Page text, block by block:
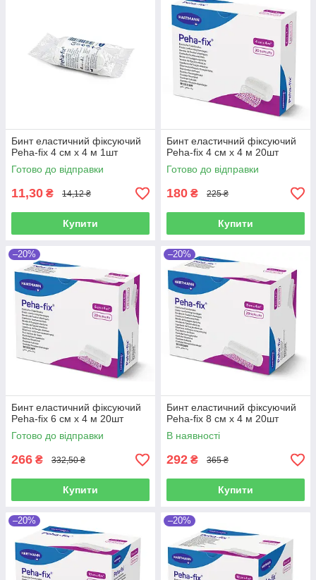
Бинт еластичний фіксуючий
Peha-fix 4 см х 4 м 1шт
Готово до відправки
11,30 ₴ 14,12 ₴
Купити
Бинт еластичний фіксуючий
Peha-fix 4 см х 4 м 20шт
Готово до відправки
180 ₴ 225 ₴
Купити
–20%
Бинт еластичний фіксуючий
Peha-fix 6 см х 4 м 20шт
Готово до відправки
266 ₴ 332,50 ₴
Купити
–20%
Бинт еластичний фіксуючий
Peha-fix 8 см х 4 м 20шт
В наявності
292 ₴ 365 ₴
Купити
–20% –20%